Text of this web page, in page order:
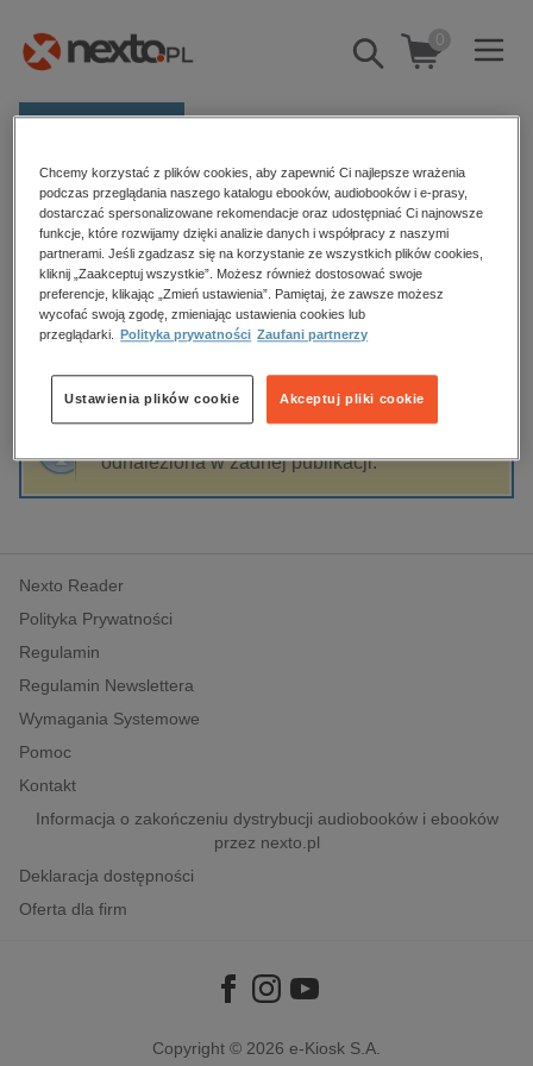
Pokaż/schowaj
wyszukiwarkę
0
Kategorie
Zobacz wszystkie E-prasa
budownictwo, aranżacja wnętrz
biznesowe, branżowe, gospodarka
dzienniki
edukacja
hobby, sport, rozrywka
komputery, internet, technologie, informatyka
polityka, społeczno-informacyjne
psychologiczne
inne
popularno-naukowe
historia
Strona główna Aleksander Łożykowski
Aleksander Łożykowski
Sortowanie Filtrowanie
odnaleziona w żadnej publikacji.
Nexto Reader
Polityka Prywatności
Regulamin
Regulamin Newslettera
Wymagania Systemowe
Pomoc
Kontakt
Informacja o zakończeniu dystrybucji audiobooków i ebooków
przez nexto.pl
Deklaracja dostępności
Oferta dla firm
Copyright © 2026 e-Kiosk S.A.
Chcemy korzystać z plików cookies, aby zapewnić Ci najlepsze wrażenia
podczas przeglądania naszego katalogu ebooków, audiobooków i e-prasy,
dostarczać spersonalizowane rekomendacje oraz udostępniać Ci najnowsze
funkcje, które rozwijamy dzięki analizie danych i współpracy z naszymi
partnerami. Jeśli zgadzasz się na korzystanie ze wszystkich plików cookies,
kliknij „Zaakceptuj wszystkie”. Możesz również dostosować swoje
preferencje, klikając „Zmień ustawienia”. Pamiętaj, że zawsze możesz
wycofać swoją zgodę, zmieniając ustawienia cookies lub
przeglądarki.
Polityka prywatności Zaufani partnerzy
Akceptuj pliki cookie
Ustawienia plików cookie